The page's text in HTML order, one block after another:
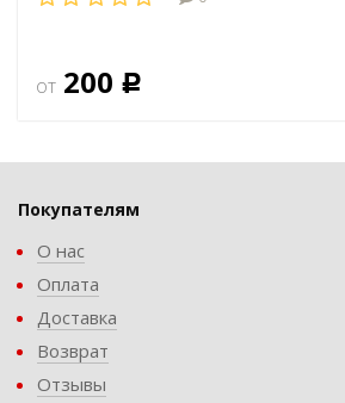
от 200 Р
Покупателям
О нас
Оплата
Доставка
Возврат
Отзывы